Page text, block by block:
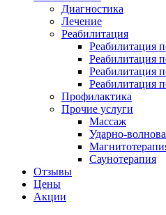
Диагностика
Лечение
Реабилитация
Реабилитация
Реабилитация
Реабилитация
Реабилитация
Профилактика
Прочие услуги
Массаж
Ударно-
Саунотерапия
Отзывы
Цены
Акции